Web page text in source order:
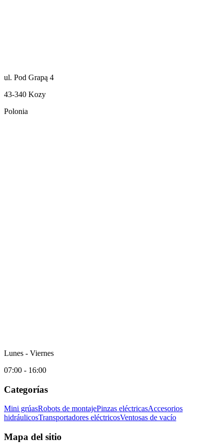
ul. Pod Grapą 4
43-340 Kozy
Polonia
Lunes - Viernes
07:00 - 16:00
Categorías
Mini grúasRobots de montajePinzas eléctricasAccesorios
hidráulicosTransportadores eléctricosVentosas de vacío
Mapa del sitio